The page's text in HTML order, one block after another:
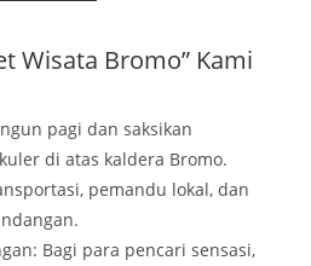
Wisata Bromo” Kami
pagi dan saksikan
di atas kaldera Bromo.
pemandu lokal, dan
Bagi para pencari sensasi,